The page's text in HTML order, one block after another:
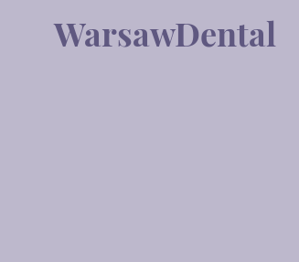
WarsawDental